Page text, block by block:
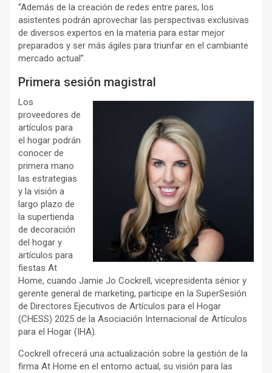
“Además de la creación de redes entre pares, los
asistentes podrán aprovechar las perspectivas exclusivas
de diversos expertos en la materia para estar mejor
preparados y ser más ágiles para triunfar en el cambiante
mercado actual”.
Primera sesión magistral
Los
proveedores de
artículos para
el hogar podrán
conocer de
primera mano
las estrategias
y la visión a
largo plazo de
la supertienda
de decoración
del hogar y
artículos para
fiestas At
Home, cuando Jamie Jo Cockrell, vicepresidenta sénior y
gerente general de marketing, participe en la SuperSesión
de Directores Ejecutivos de Artículos para el Hogar
(CHESS) 2025 de la Asociación Internacional de Artículos
para el Hogar (IHA).
Cockrell ofrecerá una actualización sobre la gestión de la
firma At Home en el entorno actual, su visión para las